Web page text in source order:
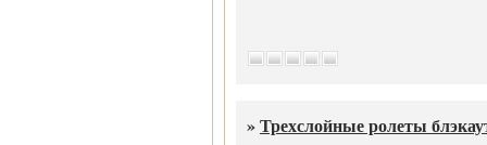
»Трехслойные ролеты